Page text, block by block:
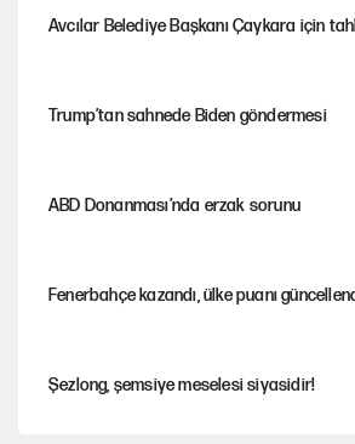
Avcılar Belediye Başkanı Çaykara için
Trump’tan sahnede Biden göndermesi
ABD Donanması’nda erzak sorunu
Fenerbahçe kazandı, ülke puanı
Şezlong, şemsiye meselesi siyasidir!